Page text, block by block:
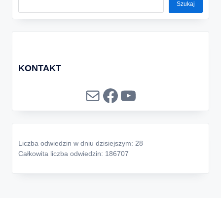
Szukaj
KONTAKT
MailFacebook
YouTube
Liczba odwiedzin w dniu dzisiejszym: 28
Całkowita liczba odwiedzin: 186707